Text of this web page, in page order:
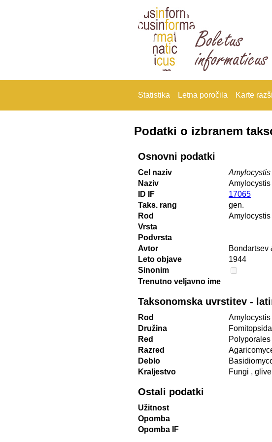
Statistika Letna poročila Karte
Podatki o izbranem
Osnovni podatki
Cel naziv Amylocystis
Naziv
Amylocystis
ID IF
17065
Taks. rang
gen.
Rod
Amylocystis
Vrsta
Podvrsta
Avtor
Bondartsev
Leto objave
1944
Sinonim
Trenutno veljavno ime
Taksonomska uvrstitev -
Rod
Amylocystis
Družina
Red
Polyporales
Razred
Deblo
Kraljestvo
Fungi , glive
Ostali podatki
Užitnost
Opomba
Opomba IF